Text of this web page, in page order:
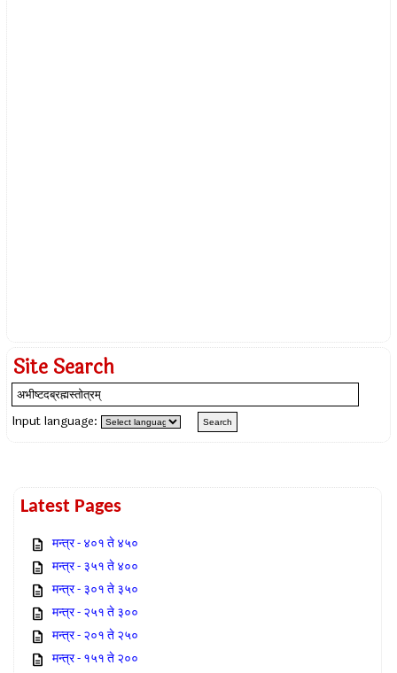
Site Search
Input language:
Latest Pages
मन्त्र - ४०१ ते ४५०
मन्त्र - ३५१ ते ४००
मन्त्र - ३०१ ते ३५०
मन्त्र - २५१ ते ३००
मन्त्र - २०१ ते २५०
मन्त्र - १५१ ते २००